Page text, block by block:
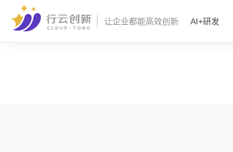
让企业都能高效创新 AI+研发